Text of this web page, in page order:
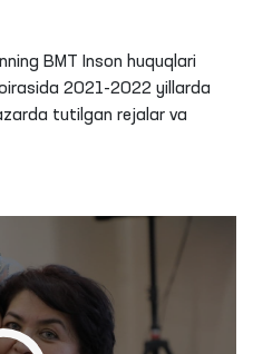
BMT Inson huquqlari
2021-2022 yillarda
tutilgan rejalar va